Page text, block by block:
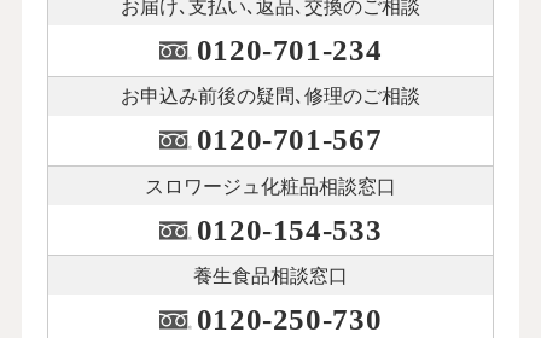
お届け､支払い､ 返品､交換のご相談
0120-701-234
お申込み前後の疑問､修理のご相談
0120-701-567
スロワージュ化粧品相談窓口
0120-154-533
養生食品相談窓口
0120-250-730